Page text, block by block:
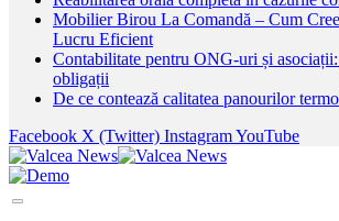
Mobilier Birou La Comandă – Cum
Lucru Eficient
Contabilitate pentru ONG-uri și
obligații
De ce contează calitatea panourilor
Facebook X (Twitter) InstagramYouTube